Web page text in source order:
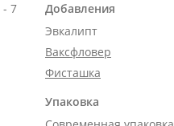
- 7
Добавления
Эвкалипт
Ваксфловер
Фисташка
Упаковка